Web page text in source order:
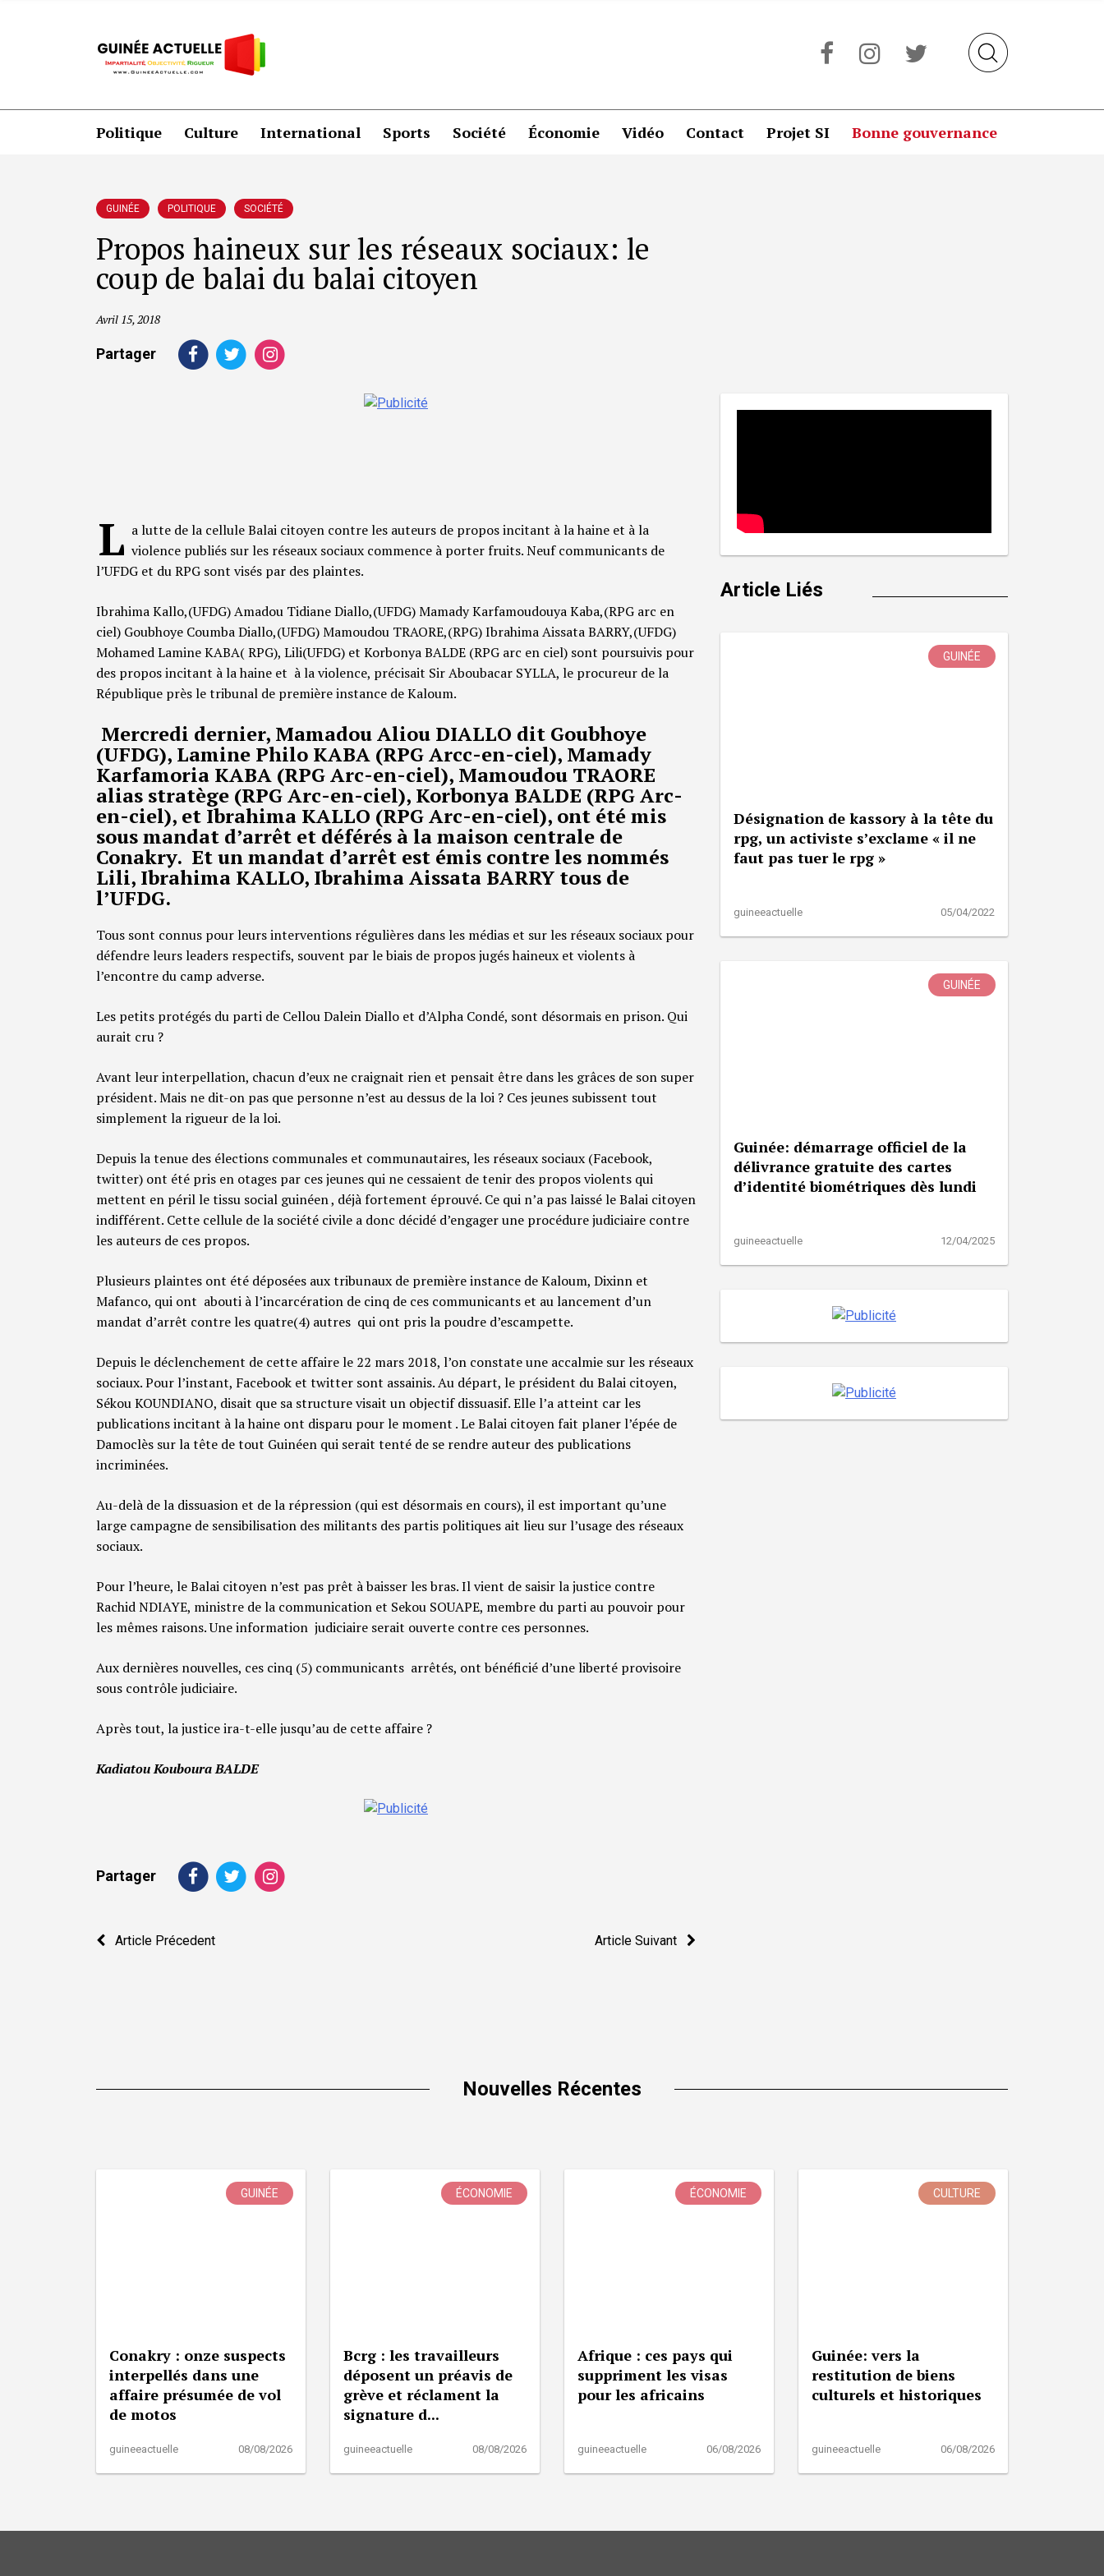
Politique Culture International Sports Société Économie Vidéo Contact Projet SI Bonne gouvernance
GUINÉE POLITIQUE SOCIÉTÉ
Propos haineux sur les réseaux sociaux: le
coup de balai du balai citoyen
Avril 15, 2018
Partager
L a lutte de la cellule Balai citoyen contre les auteurs de propos incitant à la haine et à la
violence publiés sur les réseaux sociaux commence à porter fruits. Neuf communicants de
l’UFDG et du RPG sont visés par des plaintes.
Ibrahima Kallo,(UFDG) Amadou Tidiane Diallo,(UFDG) Mamady Karfamoudouya Kaba,(RPG arc en
ciel) Goubhoye Coumba Diallo,(UFDG) Mamoudou TRAORE,(RPG) Ibrahima Aissata BARRY,(UFDG)
Mohamed Lamine KABA( RPG), Lili(UFDG) et Korbonya BALDE (RPG arc en ciel) sont poursuivis pour
des propos incitant à la haine et à la violence, précisait Sir Aboubacar SYLLA, le procureur de la
République près le tribunal de première instance de Kaloum.
Mercredi dernier, Mamadou Aliou DIALLO dit Goubhoye
(UFDG), Lamine Philo KABA (RPG Arcc-en-ciel), Mamady
Karfamoria KABA (RPG Arc-en-ciel), Mamoudou TRAORE
alias stratège (RPG Arc-en-ciel), Korbonya BALDE (RPG Arc-
en-ciel), et Ibrahima KALLO (RPG Arc-en-ciel), ont été mis
sous mandat d’arrêt et déférés à la maison centrale de
Conakry. Et un mandat d’arrêt est émis contre les nommés
Lili, Ibrahima KALLO, Ibrahima Aissata BARRY tous de
l’UFDG.
Tous sont connus pour leurs interventions régulières dans les médias et sur les réseaux sociaux pour
défendre leurs leaders respectifs, souvent par le biais de propos jugés haineux et violents à
l’encontre du camp adverse.
Les petits protégés du parti de Cellou Dalein Diallo et d’Alpha Condé, sont désormais en prison. Qui
aurait cru ?
Avant leur interpellation, chacun d’eux ne craignait rien et pensait être dans les grâces de son super
président. Mais ne dit-on pas que personne n’est au dessus de la loi ? Ces jeunes subissent tout
simplement la rigueur de la loi.
Depuis la tenue des élections communales et communautaires, les réseaux sociaux (Facebook,
twitter) ont été pris en otages par ces jeunes qui ne cessaient de tenir des propos violents qui
mettent en péril le tissu social guinéen , déjà fortement éprouvé. Ce qui n’a pas laissé le Balai citoyen
indifférent. Cette cellule de la société civile a donc décidé d’engager une procédure judiciaire contre
les auteurs de ces propos.
Plusieurs plaintes ont été déposées aux tribunaux de première instance de Kaloum, Dixinn et
Mafanco, qui ont abouti à l’incarcération de cinq de ces communicants et au lancement d’un
mandat d’arrêt contre les quatre(4) autres qui ont pris la poudre d’escampette.
Depuis le déclenchement de cette affaire le 22 mars 2018, l’on constate une accalmie sur les réseaux
sociaux. Pour l’instant, Facebook et twitter sont assainis. Au départ, le président du Balai citoyen,
Sékou KOUNDIANO, disait que sa structure visait un objectif dissuasif. Elle l’a atteint car les
publications incitant à la haine ont disparu pour le moment . Le Balai citoyen fait planer l’épée de
Damoclès sur la tête de tout Guinéen qui serait tenté de se rendre auteur des publications
incriminées.
Au-delà de la dissuasion et de la répression (qui est désormais en cours), il est important qu’une
large campagne de sensibilisation des militants des partis politiques ait lieu sur l’usage des réseaux
sociaux.
Pour l’heure, le Balai citoyen n’est pas prêt à baisser les bras. Il vient de saisir la justice contre
Rachid NDIAYE, ministre de la communication et Sekou SOUAPE, membre du parti au pouvoir pour
les mêmes raisons. Une information judiciaire serait ouverte contre ces personnes.
Aux dernières nouvelles, ces cinq (5) communicants arrêtés, ont bénéficié d’une liberté provisoire
sous contrôle judiciaire.
Après tout, la justice ira-t-elle jusqu’au de cette affaire ?
Kadiatou Kouboura BALDE
Partager
Navigation
Article Précedent Article Suivant
Article Liés
GUINÉE
Désignation de kassory à la tête du
rpg, un activiste s’exclame « il ne
faut pas tuer le rpg »
guineeactuelle 05/04/2022
GUINÉE
Guinée: démarrage officiel de la
délivrance gratuite des cartes
d’identité biométriques dès lundi
guineeactuelle 12/04/2025
Nouvelles Récentes
GUINÉE
Conakry : onze suspects
interpellés dans une
affaire présumée de vol
de motos
guineeactuelle 08/08/2026
ÉCONOMIE
Bcrg : les travailleurs
déposent un préavis de
grève et réclament la
signature d...
guineeactuelle 08/08/2026
ÉCONOMIE
Afrique : ces pays qui
suppriment les visas
pour les africains
guineeactuelle 06/08/2026
CULTURE
Guinée: vers la
restitution de biens
culturels et historiques
guineeactuelle 06/08/2026